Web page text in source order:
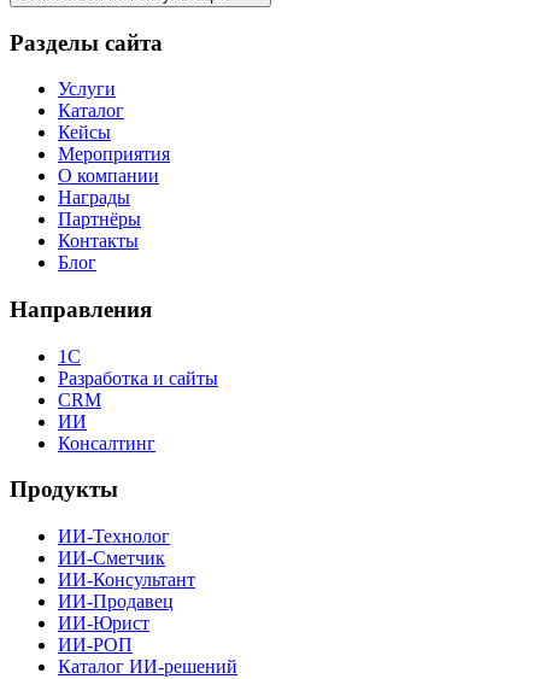
Разделы сайта
Услуги
Каталог
Кейсы
Мероприятия
О компании
Награды
Партнёры
Контакты
Блог
Направления
1С
Разработка и сайты
CRM
ИИ
Консалтинг
Продукты
ИИ-Технолог
ИИ-Сметчик
ИИ-Консультант
ИИ-Продавец
ИИ-Юрист
ИИ-РОП
Каталог ИИ-решений